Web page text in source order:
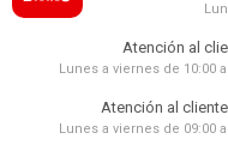
Atención al
Lunes a viernes de 10:00
Atención al
Lunes a viernes de 09:00